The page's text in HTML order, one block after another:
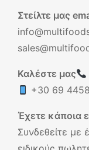
Στείλτε μας
Καλέστε μας
+30 69
Έχετε κάποια
Συνδεθείτε με